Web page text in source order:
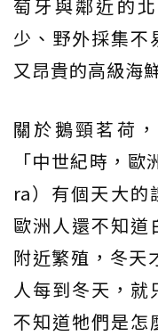
萄牙與鄰近的
少、野外採集不
又昂貴的高級海
關於鵝頸茗荷
「中世紀時，
ra）有個天大的
歐洲人還不知道
附近繁殖，冬天
人每到冬天，就
不知道牠們是怎